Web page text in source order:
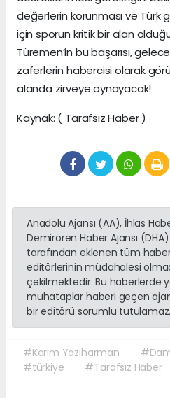
değerlerin korunması ve Türk
için sporun kritik bir alan
Türemen’in bu başarısı,
zaferlerin habercisi olarak
alanda zirveye oynayacak!
Kaynak: ( Tarafsız Haber )
Anadolu Ajansı (AA), İhlas
Demirören Haber Ajansı
tarafından eklenen tüm
editörlerinin müdahalesi
çekilmektedir. Bu haberlerde
muhataplar haberi geçen
bir editörü sorumlu
#Kerim Yazıharman
#türkiye
#Tarafsız Haber